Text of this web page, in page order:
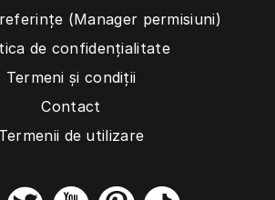
(Manager permisiuni)
de confidențialitate
Termeni și condiții
Contact
Termenii de utilizare